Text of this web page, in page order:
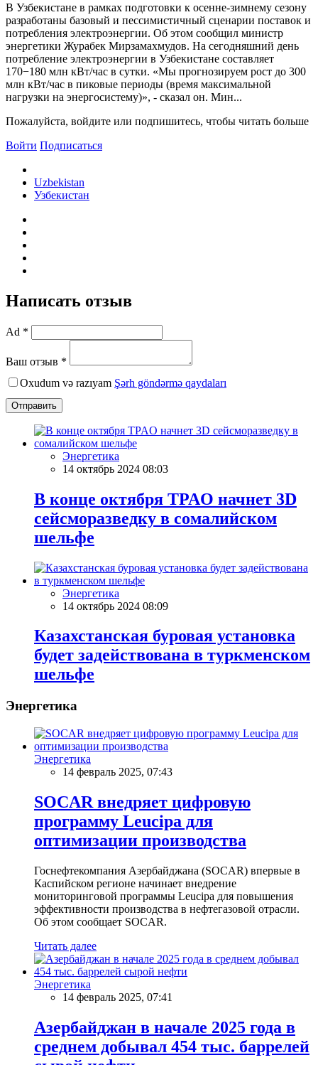
В Узбекистане в рамках подготовки к осенне-зимнему сезону
разработаны базовый и пессимистичный сценарии поставок и
потребления электроэнергии. Об этом сообщил министр
энергетики Журабек Мирзамахмудов. На сегодняшний день
потребление электроэнергии в Узбекистане составляет
170−180 млн кВт/час в сутки. «Мы прогнозируем рост до 300
млн кВт/час в пиковые периоды (время максимальной
нагрузки на энергосистему)», - сказал он. Мин...
Пожалуйста, войдите или подпишитесь, чтобы читать больше
Войти Подписаться
Uzbekistan
Узбекистан
Написать отзыв
Ad *
Ваш отзыв *
Oxudum və razıyam Şərh göndərmə qaydaları
Отправить
Энергетика
14 октябрь 2024 08:03
В конце октября TPAO начнет 3D
сейсморазведку в сомалийском
шельфе
Энергетика
14 октябрь 2024 08:09
Казахстанская буровая установка
будет задействована в туркменском
шельфе
Энергетика
Энергетика
14 февраль 2025, 07:43
SOCAR внедряет цифровую
программу Leucipa для
оптимизации производства
Госнефтекомпания Азербайджана (SOCAR) впервые в
Каспийском регионе начинает внедрение
мониторинговой программы Leucipa для повышения
эффективности производства в нефтегазовой отрасли.
Об этом сообщает SOCAR.
Читать далее
Энергетика
14 февраль 2025, 07:41
Азербайджан в начале 2025 года в
среднем добывал 454 тыс. баррелей